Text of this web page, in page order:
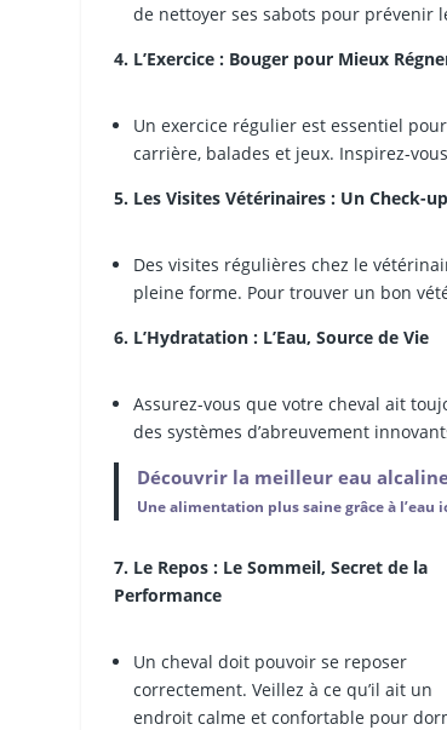
de nettoyer ses sabots pour prévenir
4. L’Exercice : Bouger pour Mieux
Un exercice régulier est essentiel
carrière, balades et jeux. Inspirez-
5. Les Visites Vétérinaires : Un Check-
Des visites régulières chez le
pleine forme. Pour trouver un bon
6. L’Hydratation : L’Eau, Source de Vie
Assurez-vous que votre cheval ait
des systèmes d’abreuvement
Découvrir la meilleur eau
Une alimentation plus saine grâce à l’eau
7. Le Repos : Le Sommeil, Secret de la
Performance
Un cheval doit pouvoir se reposer
correctement. Veillez à ce qu’il ait un
endroit calme et confortable pour